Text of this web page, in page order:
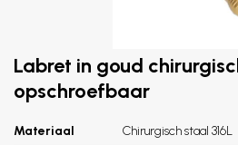
Labret in goud
opschroefbaar
Materiaal
Chirurgisch staal 316L